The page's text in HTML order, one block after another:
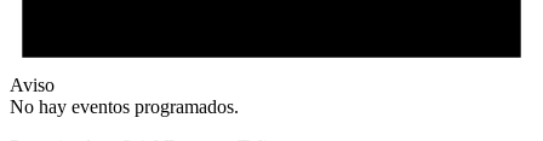
Aviso
No hay eventos programados.